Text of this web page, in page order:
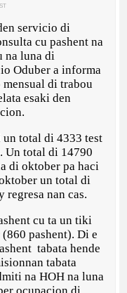
servicio di
cu pashent na
na luna di
Oduber a informa
di trabou
esaki den
total di 4333 test
Un total di 14790
di oktober pa haci
un total di
nan cas.
cu ta un tiki
pashent). Di e
tabata hende
tabata
na HOH na luna